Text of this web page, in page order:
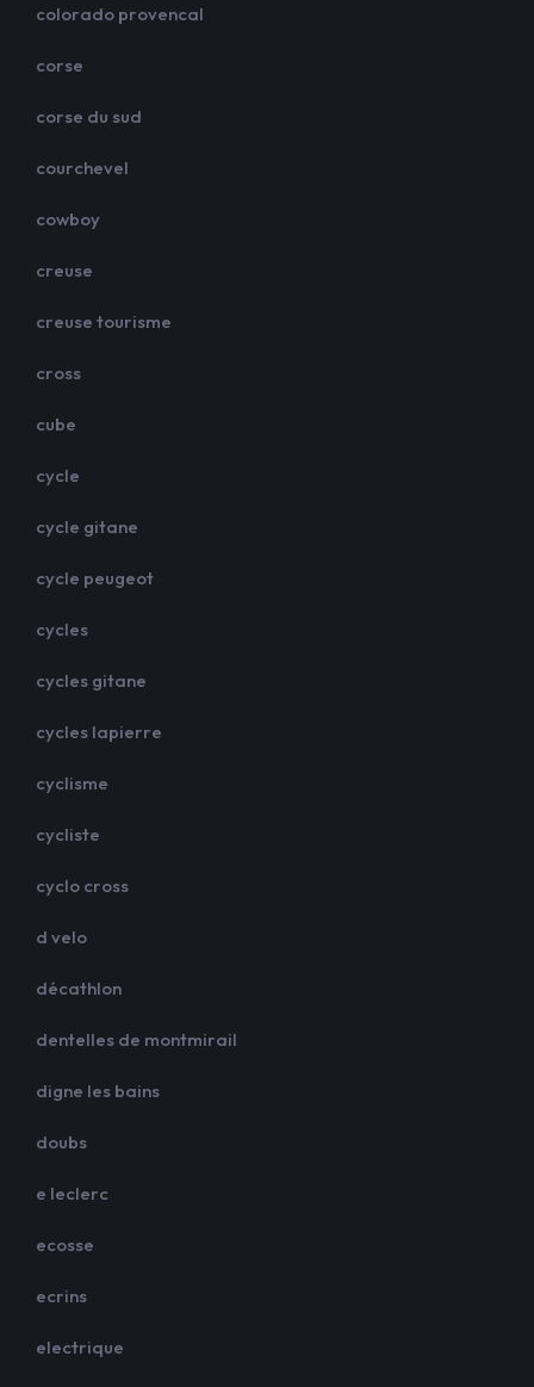
colorado provencal
corse
corse du sud
courchevel
cowboy
creuse
creuse tourisme
cross
cube
cycle
cycle gitane
cycle peugeot
cycles
cycles gitane
cycles lapierre
cyclisme
cycliste
cyclo cross
d velo
décathlon
dentelles de montmirail
digne les bains
doubs
e leclerc
ecosse
ecrins
electrique